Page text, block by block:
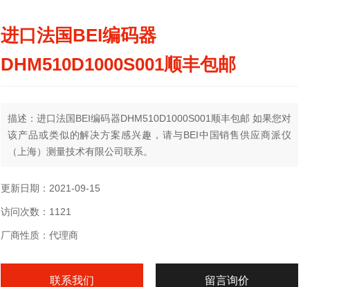
进口法国BEI编码器
DHM510D1000S001顺丰包邮
描述：进口法国BEI编码器DHM510D1000S001顺丰包邮 如果您对
该产品或类似的解决方案感兴趣，请与BEI中国销售供应商派仪
（上海）测量技术有限公司联系。
更新日期：2021-09-15
访问次数：1121
厂商性质：代理商
联系我们 留言询价